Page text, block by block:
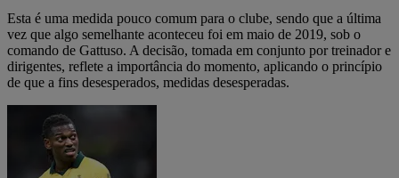
Esta é uma medida pouco comum para o clube, sendo que a última
vez que algo semelhante aconteceu foi em maio de 2019, sob o
comando de Gattuso. A decisão, tomada em conjunto por treinador e
dirigentes, reflete a importância do momento, aplicando o princípio
de que a fins desesperados, medidas desesperadas.